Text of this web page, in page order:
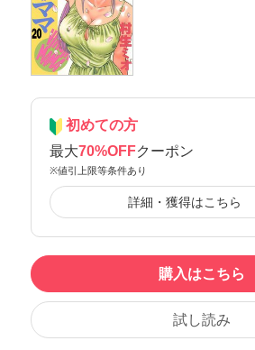
初めての方
最大70%OFFクーポン
※値引上限等条件あり
詳細・獲得はこちら
購入はこちら
試し読み